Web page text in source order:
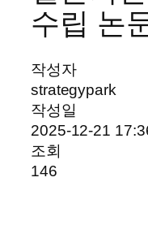
수립 논
작성자
strategypark
작성일
2025-12-21
조회
146